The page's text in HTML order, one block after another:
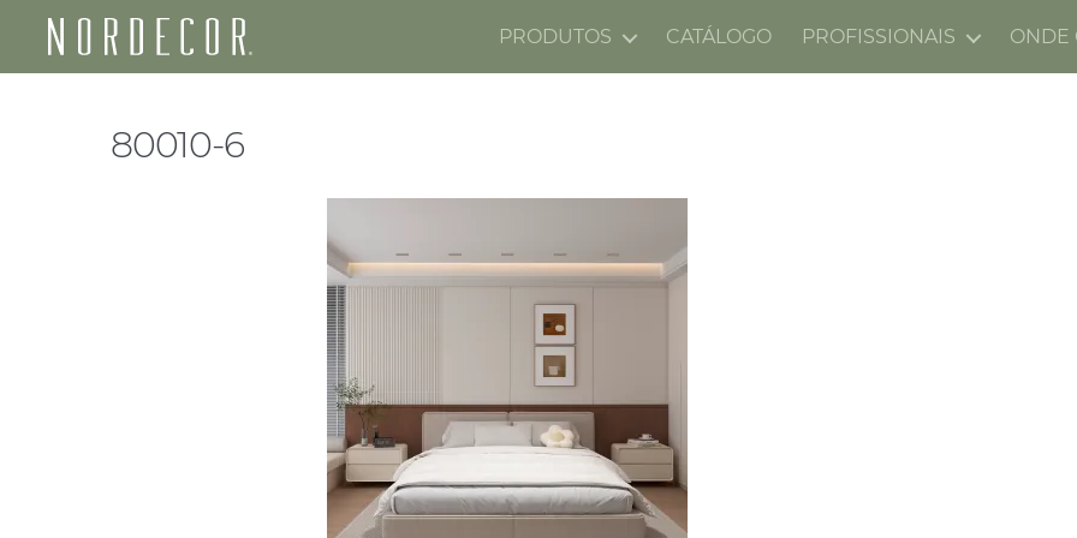
Nordecor
PRODUTOS CATÁLOGO PROFISSIONAIS ONDE
80010-6